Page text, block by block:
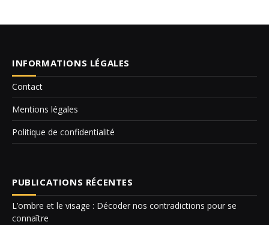
INFORMATIONS LÉGALES
Contact
Mentions légales
Politique de confidentialité
PUBLICATIONS RÉCENTES
L’ombre et le visage : Décoder nos contradictions pour se
connaître